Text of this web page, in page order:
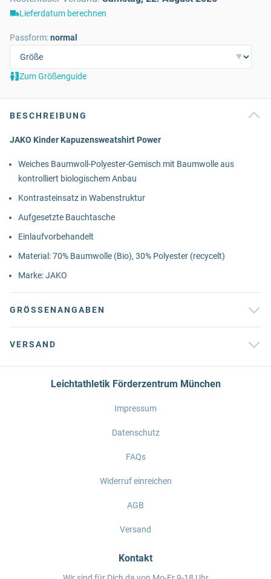
Lieferdatum berechnen
Passform:normal
Zum Größenguide
BESCHREIBUNG
JAKO Kinder Kapuzensweatshirt Power
Weiches Baumwoll-Polyester-Gemisch mit Baumwolle aus
kontrolliert biologischem Anbau
Kontrasteinsatz in Wabenstruktur
Aufgesetzte Bauchtasche
Einlaufvorbehandelt
Material: 70% Baumwolle (Bio), 30% Polyester (recycelt)
Marke: JAKO
GRÖSSENANGABEN
VERSAND
Leichtathletik Förderzentrum München
Impressum
Datenschutz
FAQs
Widerruf einreichen
AGB
Versand
Kontakt